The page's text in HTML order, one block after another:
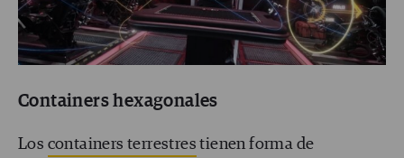
Containers hexagonales
Los containers terrestres tienen forma de